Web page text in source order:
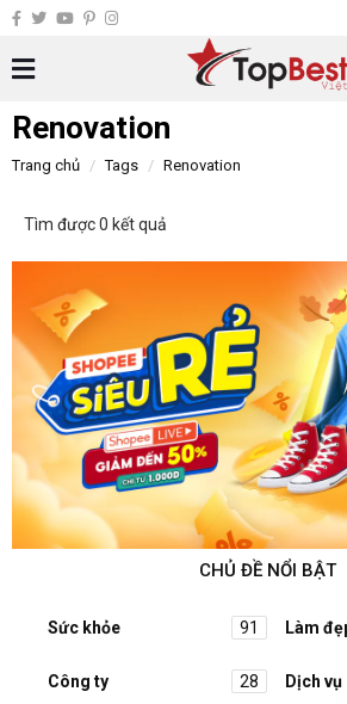
Renovation
Trang chủ Tags Renovation
Tìm được 0 kết quả
CHỦ ĐỀ NỔI BẬT
Sức khỏe 91 Làm
Công ty 28 Dịch vụ